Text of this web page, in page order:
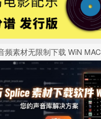
频素材无限制下载 WiN MAC